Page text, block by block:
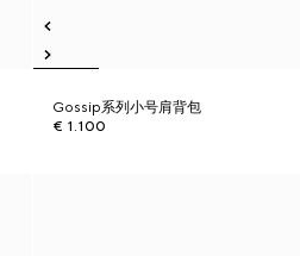
Gossip系列小号肩背包
€ 1.100